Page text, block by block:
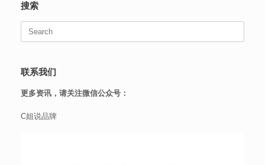
搜索
Search
联系我们
更多资讯，请关注微信公众号：
C姐说品牌